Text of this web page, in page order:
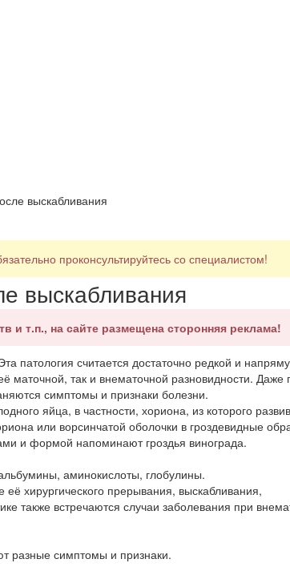
выскабливания
проконсультируйтесь со специалистом!
выскабливания
и т.п., на сайте размещена сторонняя реклама!
патология считается достаточно редкой и
так и внематочной разновидности. Даже
симптомы и признаки болезни.
яйца, в частности, хориона, из которого
или ворсинчатой оболочки в гроздевидные
и формой напоминают гроздья винограда.
аминокислоты, глобулины.
хирургического прерывания, выскабливания,
также встречаются случаи заболевания при
разные симптомы и признаки.